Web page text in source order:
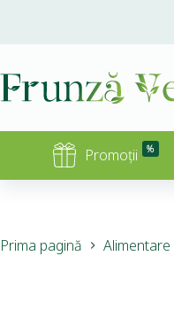
Promoții %
Prima pagină Alimentare